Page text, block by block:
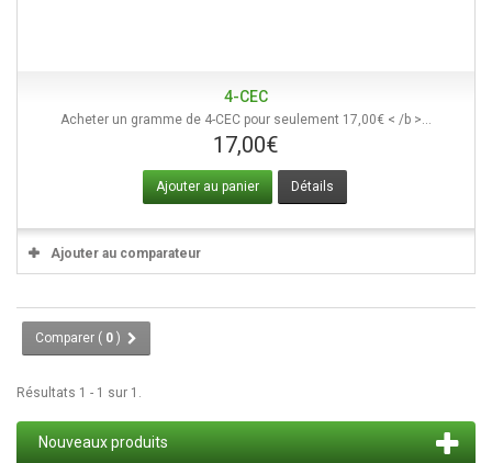
4-CEC
Acheter un gramme de 4-CEC pour seulement 17,00€ < /b >...
17,00€
Ajouter au panier Détails
Ajouter au comparateur
Comparer ( 0 )
Résultats 1 - 1 sur 1.
Nouveaux produits